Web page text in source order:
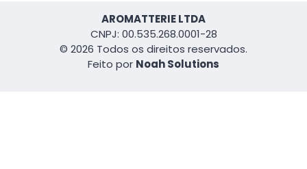
AROMATTERIE LTDA
CNPJ: 00.535.268.0001-28
© 2026 Todos os direitos reservados.
Feito por Noah Solutions